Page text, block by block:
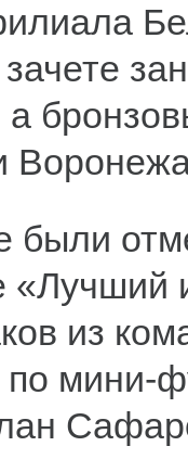
а
были
«Лучший
из
по мини-